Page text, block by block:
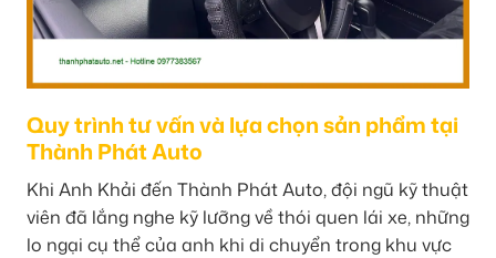
Quy trình tư vấn và lựa chọn sản phẩm tại
Thành Phát Auto
Khi Anh Khải đến Thành Phát Auto, đội ngũ kỹ thuật
viên đã lắng nghe kỹ lưỡng về thói quen lái xe, những
lo ngại cụ thể của anh khi di chuyển trong khu vực